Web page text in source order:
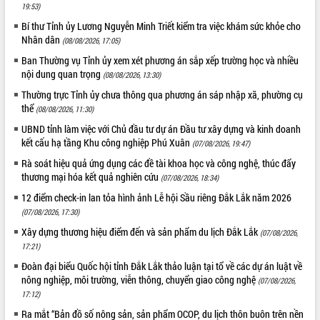
Họp báo thông tin về Hội nghị Công bố
Quy hoạch và Xúc tiến đầu tư tỉnh Đắk
Lắk
Khơi thông điểm nghẽn, đẩy nhanh
giải ngân vốn khắc phục thiên tai
HĐND tỉnh thông qua điều chỉnh Quy
hoạch tỉnh thời kỳ 2021-2030
Hội thảo góp ý hồ sơ điều chỉnh quy
hoạch tỉnh Đắk Lắk thời kỳ 2021-2030,
tầm nhìn đến năm 2050
Nâng cao hiệu quả hoạt động của các
doanh nghiệp nhà nước
Hội nghị triển khai kết nối mạng
quan Đảng, Nhà nước
Lễ phát động chuỗi hoạt động chung
tay làm sạch môi trường
Xã Ea Kar bước chuyển mình trong
công tác cải cách hành chính mô hình
mới
19:53)
Bí thư Tỉnh ủy Lương Nguyễn Minh Triết kiểm tra việc khám sức khỏe cho
Nhân dân (08/08/2026, 17:05)
Ban Thường vụ Tỉnh ủy xem xét phương án sắp xếp trường học và nhiều
nội dung quan trọng (08/08/2026, 13:30)
Thường trực Tỉnh ủy chưa thông qua phương án sáp nhập xã, phường cụ
thể (08/08/2026, 11:30)
UBND tỉnh làm việc với Chủ đầu tư dự án Đầu tư xây dựng và kinh doanh
kết cấu hạ tầng Khu công nghiệp Phú Xuân (07/08/2026, 19:47)
Rà soát hiệu quả ứng dụng các đề tài khoa học và công nghệ, thúc đẩy
thương mại hóa kết quả nghiên cứu (07/08/2026, 18:34)
12 điểm check-in lan tỏa hình ảnh Lễ hội Sầu riêng Đắk Lắk năm 2026
(07/08/2026, 17:30)
Xây dựng thương hiệu điểm đến và sản phẩm du lịch Đắk Lắk (07/08/2026,
17:21)
Đoàn đại biểu Quốc hội tỉnh Đắk Lắk thảo luận tại tổ về các dự án luật về
nông nghiệp, môi trường, viễn thông, chuyển giao công nghệ (07/08/2026,
17:12)
Ra mắt “Bản đồ số nông sản, sản phẩm OCOP, du lịch thôn buôn trên nền